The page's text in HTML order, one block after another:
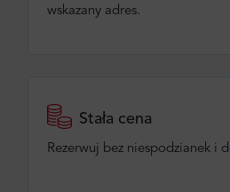
wskazany adres.
Stała cena
Rezerwuj bez niespodzianek i